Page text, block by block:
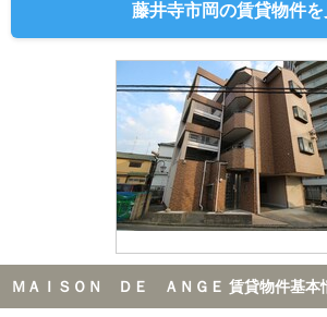
藤井寺市岡の賃貸物件を
ＭＡＩＳＯＮ ＤＥ ＡＮＧＥ 賃貸物件基本